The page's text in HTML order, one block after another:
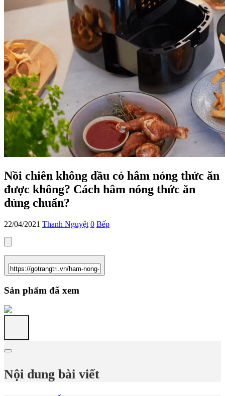
Nồi chiên không dầu có hâm nóng thức ăn
được không? Cách hâm nóng thức ăn
đúng chuẩn?
22/04/2021 Thanh Nguyệt 0 Bếp
Sản phẩm đã xem
Nội dung bài viết